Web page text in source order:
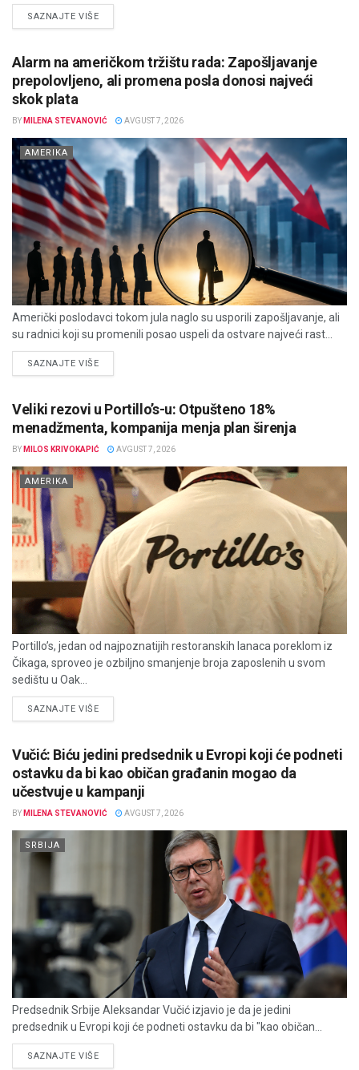
SAZNAJTE VIŠEDETAILS
Alarm na američkom tržištu rada: Zapošljavanje
prepolovljeno, ali promena posla donosi najveći
skok plata
BY MILENA STEVANOVIĆ AVGUST 7, 2026
AMERIKA
Američki poslodavci tokom jula naglo su usporili zapošljavanje, ali
su radnici koji su promenili posao uspeli da ostvare najveći rast...
SAZNAJTE VIŠEDETAILS
Veliki rezovi u Portillo’s-u: Otpušteno 18%
menadžmenta, kompanija menja plan širenja
BY MILOS KRIVOKAPIĆ AVGUST 7, 2026
AMERIKA
Portillo’s, jedan od najpoznatijih restoranskih lanaca poreklom iz
Čikaga, sproveo je ozbiljno smanjenje broja zaposlenih u svom
sedištu u Oak...
SAZNAJTE VIŠEDETAILS
Vučić: Biću jedini predsednik u Evropi koji će podneti
ostavku da bi kao običan građanin mogao da
učestvuje u kampanji
BY MILENA STEVANOVIĆ AVGUST 7, 2026
SRBIJA
Predsednik Srbije Aleksandar Vučić izjavio je da je jedini
predsednik u Evropi koji će podneti ostavku da bi "kao običan...
SAZNAJTE VIŠEDETAILS